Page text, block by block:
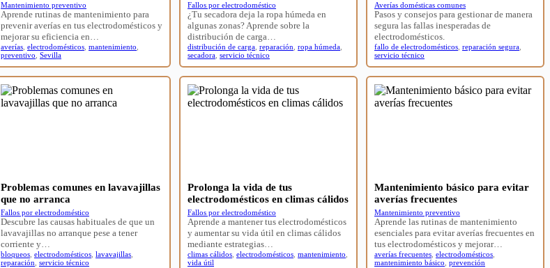
Mantenimiento preventivo
Aprende rutinas de mantenimiento para
prevenir averías en tus electrodomésticos y
mejorar su eficiencia en…
averías electrodomésticos mantenimiento
preventivo Sevilla
Fallos por electrodoméstico
¿Tu secadora deja la ropa húmeda en
algunas zonas? Aprende sobre la
distribución de carga…
distribución de carga reparación ropa húmeda
secadora servicio técnico
Averías domésticas comunes
Pasos y consejos para gestionar de manera
segura las fallas inesperadas de
electrodomésticos.
fallo de electrodomésticos reparación segura
servicio técnico
Problemas comunes en lavavajillas
que no arranca
Fallos por electrodoméstico
Descubre las causas habituales de que un
lavavajillas no arranque pese a tener
corriente y…
bloqueos electrodomésticos lavavajillas
reparación servicio técnico
Prolonga la vida de tus
electrodomésticos en climas cálidos
Fallos por electrodoméstico
Aprende a mantener tus electrodomésticos
y aumentar su vida útil en climas cálidos
mediante estrategias…
climas cálidos electrodomésticos mantenimiento
vida útil
Mantenimiento básico para evitar
averías frecuentes
Mantenimiento preventivo
Aprende las rutinas de mantenimiento
esenciales para evitar averías frecuentes en
tus electrodomésticos y mejorar…
averías frecuentes electrodomésticos
mantenimiento básico prevención